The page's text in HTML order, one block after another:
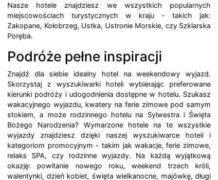
Nasze hotele znajdziesz we wszystkich popularnych
miejscowościach turystycznych w kraju - takich jak:
Zakopane, Kołobrzeg, Ustka, Ustronie Morskie, czy Szklarska
Poręba.
Podróże pełne inspiracji
Znajdź dla siebie idealny hotel na weekendowy wyjazd.
Skorzystaj z wyszukiwarki hoteli wybierając preferowane
kierunki podróży i udogodnienia dostępne w hotelu. Szukasz
wakacyjnego wyjazdu, kwatery na ferie zimowe pod samym
stokiem, a może rodzinnego hotelu na Sylwestra i Święta
Bożego Narodzenia? Wymarzone hotele na te wszystkie
wyjazdy znajdziesz dzięki naszej wyszukiwarce hoteli i
kategoriom promocyjnym - takim jak wakacje, ferie zimowe,
relaks SPA, czy rodzinne wyjazdy. Na każdą wyjątkową
okazję: powitanie nowego roku, weekend trzech króli,
walentynki, dzień kobiet, święta wielkanocne, majówkę, długi